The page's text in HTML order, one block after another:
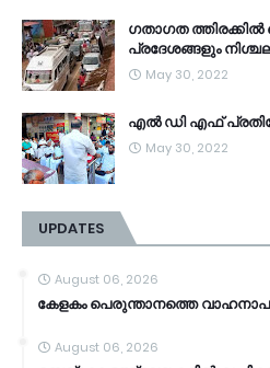
ഗതാഗത
പ്രദേശങ്ങളും
May 30, 2022
എൽ ഡി എഫ്
May 30, 2022
UPDATES
August 06, 2026
കേളകം പെരുന്താനത്തെ
August 06, 2026